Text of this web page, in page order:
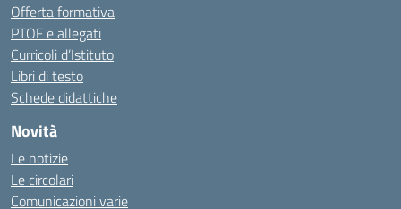
Offerta formativa
PTOF e allegati
Curricoli d’Istituto
Libri di testo
Schede didattiche
Novità
Le notizie
Le circolari
Comunicazioni varie